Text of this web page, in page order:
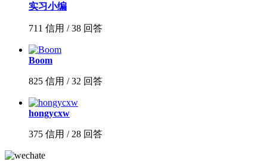
实习小编
711 信用 / 38 回答
Boom
825 信用 / 32 回答
hongycxw
375 信用 / 28 回答